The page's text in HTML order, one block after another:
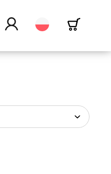
Polski